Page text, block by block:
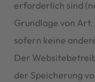
erforderlich sind
Grundlage von Art.
sofern keine
Der
der Speicherung